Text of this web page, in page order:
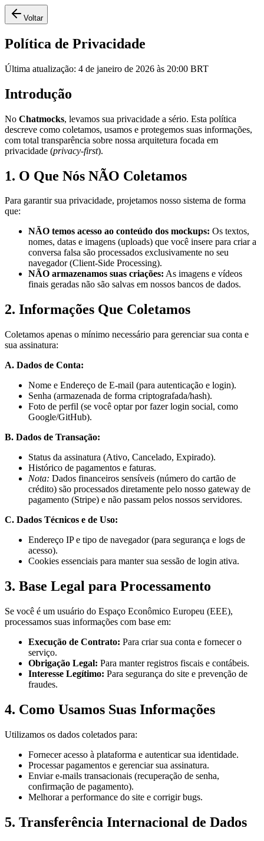
Voltar
Política de Privacidade
Última atualização: 4 de janeiro de 2026 às 20:00 BRT
Introdução
No Chatmocks, levamos sua privacidade a sério. Esta política
descreve como coletamos, usamos e protegemos suas informações,
com total transparência sobre nossa arquitetura focada em
privacidade (privacy-first).
1. O Que Nós NÃO Coletamos
Para garantir sua privacidade, projetamos nosso sistema de forma
que:
NÃO temos acesso ao conteúdo dos mockups: Os textos,
nomes, datas e imagens (uploads) que você insere para criar a
conversa falsa são processados exclusivamente no seu
navegador (Client-Side Processing).
NÃO armazenamos suas criações: As imagens e vídeos
finais geradas não são salvas em nossos bancos de dados.
2. Informações Que Coletamos
Coletamos apenas o mínimo necessário para gerenciar sua conta e
sua assinatura:
A. Dados de Conta:
Nome e Endereço de E-mail (para autenticação e login).
Senha (armazenada de forma criptografada/hash).
Foto de perfil (se você optar por fazer login social, como
Google/GitHub).
B. Dados de Transação:
Status da assinatura (Ativo, Cancelado, Expirado).
Histórico de pagamentos e faturas.
Nota: Dados financeiros sensíveis (número do cartão de
crédito) são processados diretamente pelo nosso gateway de
pagamento (Stripe) e não passam pelos nossos servidores.
C. Dados Técnicos e de Uso:
Endereço IP e tipo de navegador (para segurança e logs de
acesso).
Cookies essenciais para manter sua sessão de login ativa.
3. Base Legal para Processamento
Se você é um usuário do Espaço Econômico Europeu (EEE),
processamos suas informações com base em:
Execução de Contrato: Para criar sua conta e fornecer o
serviço.
Obrigação Legal: Para manter registros fiscais e contábeis.
Interesse Legítimo: Para segurança do site e prevenção de
fraudes.
4. Como Usamos Suas Informações
Utilizamos os dados coletados para:
Fornecer acesso à plataforma e autenticar sua identidade.
Processar pagamentos e gerenciar sua assinatura.
Enviar e-mails transacionais (recuperação de senha,
confirmação de pagamento).
Melhorar a performance do site e corrigir bugs.
5. Transferência Internacional de Dados